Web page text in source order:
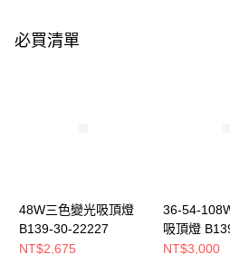
必買清單
48W三色變光吸頂燈
B139-30-22227
NT$2,675
36-54-
吸頂燈
22232A
NT$3,000